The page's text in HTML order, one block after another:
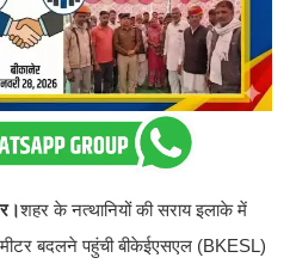
शहर के नत्थानियों की सराय इलाके में
बदलने पहुंची बीकेईएसएल (BKESL)